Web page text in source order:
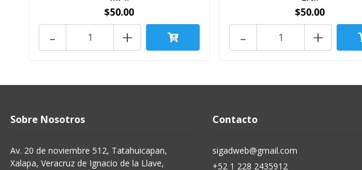
$50.00
+
-
$50.00
+
-
Sobre Nosotros
Av. 20 de noviembre 512, Tatahuicapan,
Xalapa, Veracruz de Ignacio de la Llave,
Contacto
sigadweb@gmail.com
+52 1 228 2435912